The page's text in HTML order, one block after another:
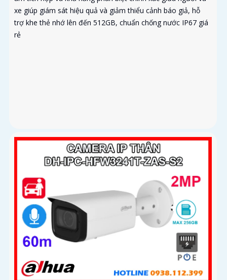
xe giúp giám sát hiệu quả và giảm thiểu cảnh báo giả, hỗ
trợ khe thẻ nhớ lên đến 512GB, chuẩn chống nước IP67 giá
rẻ